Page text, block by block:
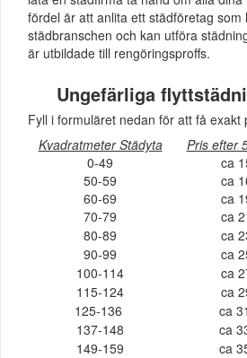
fördel är att anlita ett städföretag
städbranschen och kan utföra
är utbildade till rengöringsproffs.
Ungefärliga
Fyll i formuläret nedan för att få exakt
Kvadratmeter Städyta
Pris efter
0-49
ca
50-59
ca
60-69
ca
70-79
ca
80-89
ca
90-99
ca
100-114
ca
115-124
ca
125-136
ca
137-148
ca
149-159
ca